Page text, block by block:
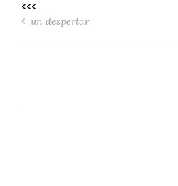
<<<
un despertar